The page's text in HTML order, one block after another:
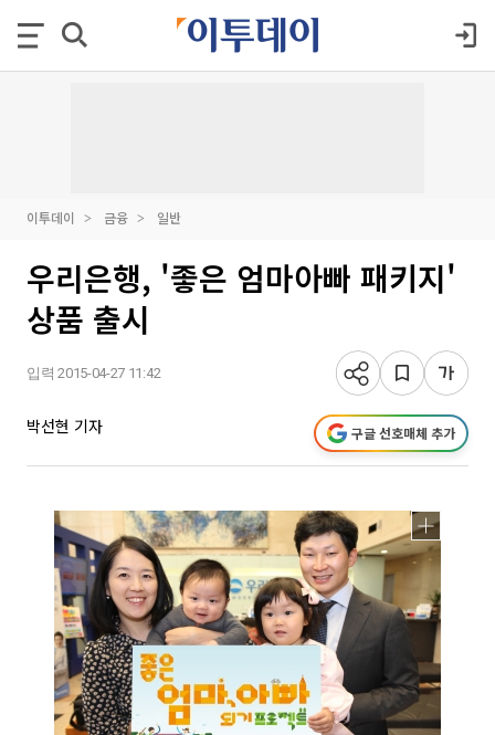
이투데이 금융 일반
우리은행, '좋은 엄마아빠 패키지'
상품 출시
입력 2015-04-27 11:42
박선현 기자 구글 선호매체 추가